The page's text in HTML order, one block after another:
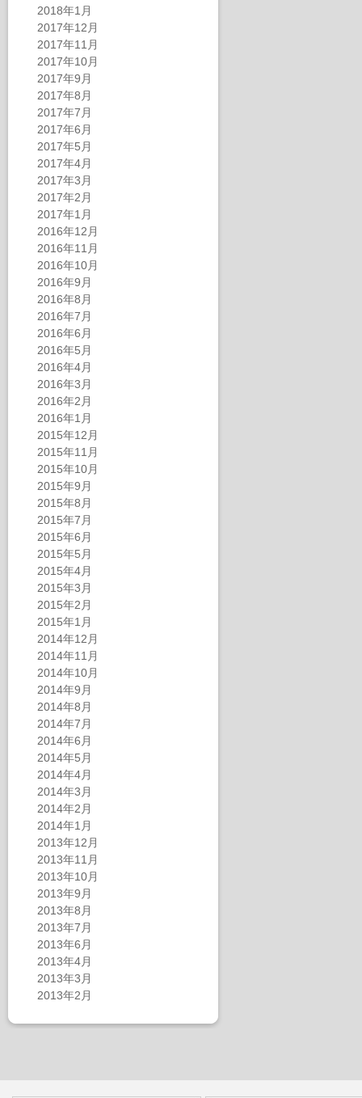
2018年1月
2017年12月
2017年11月
2017年10月
2017年9月
2017年8月
2017年7月
2017年6月
2017年5月
2017年4月
2017年3月
2017年2月
2017年1月
2016年12月
2016年11月
2016年10月
2016年9月
2016年8月
2016年7月
2016年6月
2016年5月
2016年4月
2016年3月
2016年2月
2016年1月
2015年12月
2015年11月
2015年10月
2015年9月
2015年8月
2015年7月
2015年6月
2015年5月
2015年4月
2015年3月
2015年2月
2015年1月
2014年12月
2014年11月
2014年10月
2014年9月
2014年8月
2014年7月
2014年6月
2014年5月
2014年4月
2014年3月
2014年2月
2014年1月
2013年12月
2013年11月
2013年10月
2013年9月
2013年8月
2013年7月
2013年6月
2013年4月
2013年3月
2013年2月